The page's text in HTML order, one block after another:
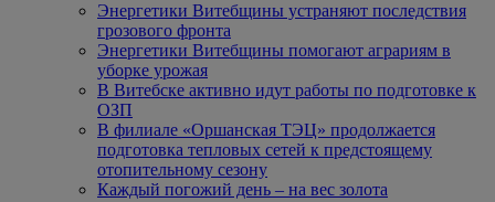
Энергетики Витебщины устраняют последствия
грозового фронта
Энергетики Витебщины помогают аграриям в
уборке урожая
В Витебске активно идут работы по подготовке к
ОЗП
В филиале «Оршанская ТЭЦ» продолжается
подготовка тепловых сетей к предстоящему
отопительному сезону
Каждый погожий день – на вес золота